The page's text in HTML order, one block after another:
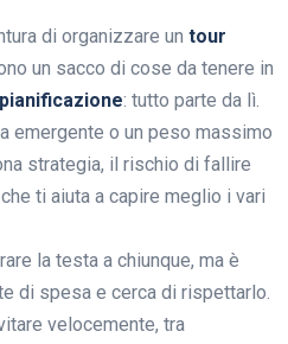
di organizzare un tour
un sacco di cose da tenere in
pianificazione: tutto parte da lì.
emergente o un peso massimo
strategia, il rischio di fallire
ti aiuta a capire meglio i vari
la testa a chiunque, ma è
di spesa e cerca di rispettarlo.
velocemente, tra